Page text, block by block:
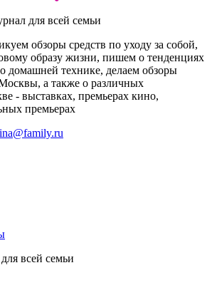
для всей семьи
обзоры средств по уходу за собой,
образу жизни, пишем о тенденциях
домашней технике, делаем обзоры
а также о различных
- выставках, премьерах кино,
премьерах
всей семьи